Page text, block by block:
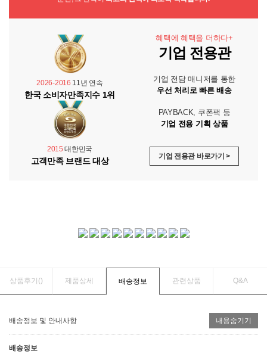
2026-2016 11년 연속
한국 소비자만족지수 1위
2015 대한민국
고객만족 브랜드 대상
혜택에 혜택을 더하다+
기업 전용관
기업 전담 매니저를 통한
우선 처리로 빠른 배송
PAYBACK, 쿠폰팩 등
기업 전용 기획 상품
기업 전용관 바로가기 >
상품후기() 제품상세 배송정보 관련상품 Q&A
배송정보 및 안내사항 내용숨기기
배송정보